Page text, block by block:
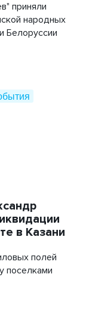
приняли
народных
Белоруссии
в Казани
полей
поселками